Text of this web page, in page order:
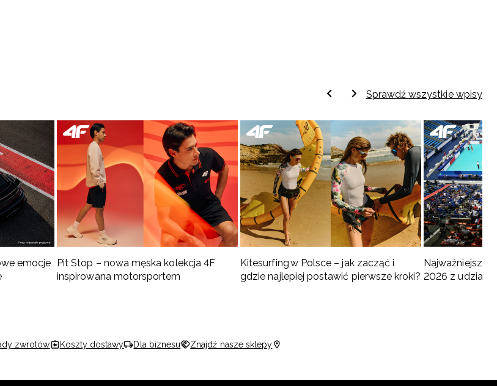
Sprawdź wszystkie wpisy
emocje
Pit Stop – nowa męska kolekcja 4F
inspirowana motorsportem
Kitesurfing w Polsce – jak zacząć i
gdzie najlepiej postawić pierwsze kroki?
Najważniejsze
2026 z
zwrotów Koszty dostawy Dla biznesu Znajdź nasze sklepy